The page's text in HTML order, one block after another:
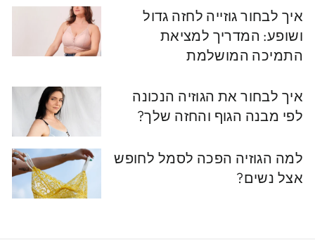
איך לבחור גוזייה לחזה גדול
ושופע: המדריך למציאת
התמיכה המושלמת
איך לבחור את הגוזיה הנכונה
לפי מבנה הגוף והחזה שלך?
למה הגוזיה הפכה לסמל לחופש
אצל נשים?